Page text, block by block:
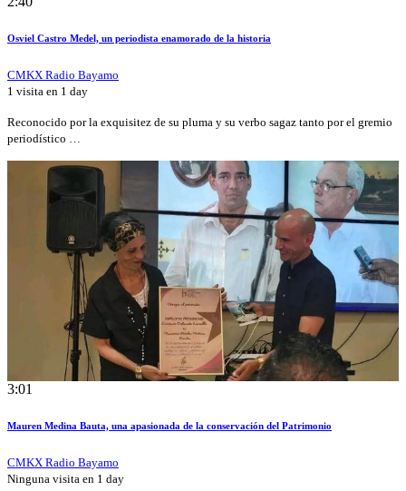
Osviel Castro Medel, un periodista enamorado de la historia
CMKX Radio Bayamo
1 visita en 1 day
Reconocido por la exquisitez de su pluma y su verbo sagaz tanto por el gremio
periodístico …
3:01
Mauren Medina Bauta, una apasionada de la conservación del Patrimonio
CMKX Radio Bayamo
Ninguna visita en 1 day